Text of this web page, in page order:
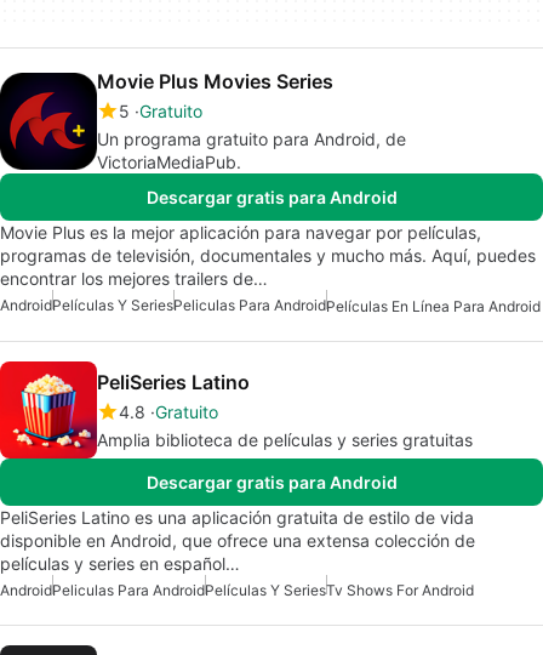
Movie Plus Movies Series
5 Gratuito
Un programa gratuito para Android, de
VictoriaMediaPub.
Descargar gratis para Android
Movie Plus es la mejor aplicación para navegar por películas,
programas de televisión, documentales y mucho más. Aquí, puedes
encontrar los mejores trailers de…
AndroidPelículas Y SeriesPeliculas Para AndroidPelículas En Línea Para Android
PeliSeries Latino
4.8 Gratuito
Amplia biblioteca de películas y series gratuitas
Descargar gratis para Android
PeliSeries Latino es una aplicación gratuita de estilo de vida
disponible en Android, que ofrece una extensa colección de
películas y series en español…
AndroidPeliculas Para AndroidPelículas Y SeriesTv Shows For Android